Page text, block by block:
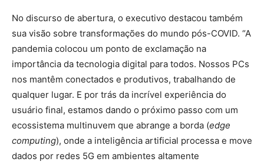
No discurso de abertura, o executivo destacou também
sua visão sobre transformações do mundo pós-COVID. “A
pandemia colocou um ponto de exclamação na
importância da tecnologia digital para todos. Nossos PCs
nos mantêm conectados e produtivos, trabalhando de
qualquer lugar. E por trás da incrível experiência do
usuário final, estamos dando o próximo passo com um
ecossistema multinuvem que abrange a borda (edge
computing), onde a inteligência artificial processa e move
dados por redes 5G em ambientes altamente